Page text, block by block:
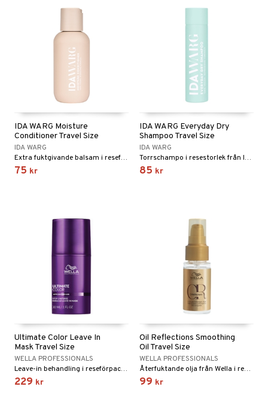
IDA WARG Moisture
Conditioner Travel Size
IDA WARG
Extra fuktgivande balsam i reseförpackning från Ida Warg
75 kr
IDA WARG Everyday Dry
Shampoo Travel Size
IDA WARG
Torrschampo i resestorlek från Ida Warg
85 kr
Ultimate Color Leave In
Mask Travel Size
WELLA PROFESSIONALS
Leave-in behandling i reseförpackning för färgat hår från Wella Professionals
229 kr
Oil Reflections Smoothing
Oil Travel Size
WELLA PROFESSIONALS
Återfuktande olja från Wella i reseförpackning
99 kr